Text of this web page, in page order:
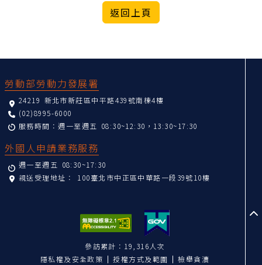
勞動部勞動力發展署
24219 新北市新莊區中平路439號南棟4樓
(02)8995-6000
服務時間：週一至週五 08:30~12:30，13:30~17:30
外國人申請業務服務
週一至週五 08:30~17:30
親送受理地址： 100臺北市中正區中華路一段39號10樓
參訪累計：19,316人次
隱私權及安全政策
授權方式及範圍 檢舉貪瀆
至